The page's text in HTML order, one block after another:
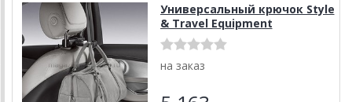
Универсальный крючок Style
& Travel Equipment
на заказ